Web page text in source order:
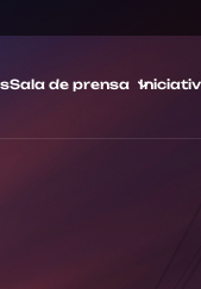
Sala de prensa